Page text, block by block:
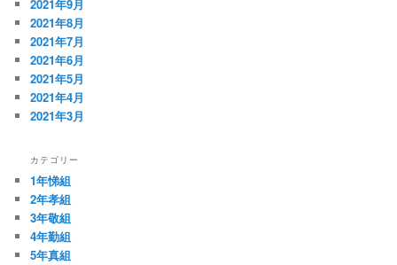
2021年9月
2021年8月
2021年7月
2021年6月
2021年5月
2021年4月
2021年3月
カテゴリー
1年悌組
2年孝組
3年敬組
4年勤組
5年真組